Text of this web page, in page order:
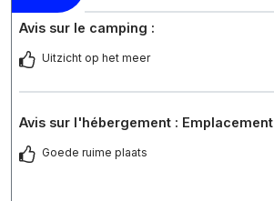
Avis sur le camping :
Uitzicht op het meer
Avis sur l'hébergement :
Goede ruime plaats